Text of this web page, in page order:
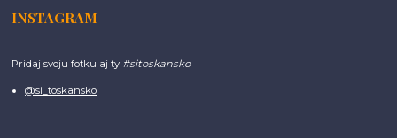
INSTAGRAM
Pridaj svoju fotku aj ty #sitoskansko
@si_toskansko